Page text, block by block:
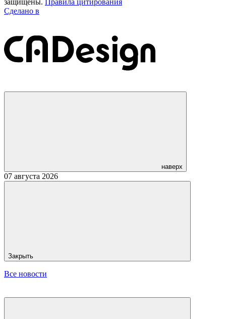
Сделано в
наверх
07 августа 2026
Закрыть
Все новости